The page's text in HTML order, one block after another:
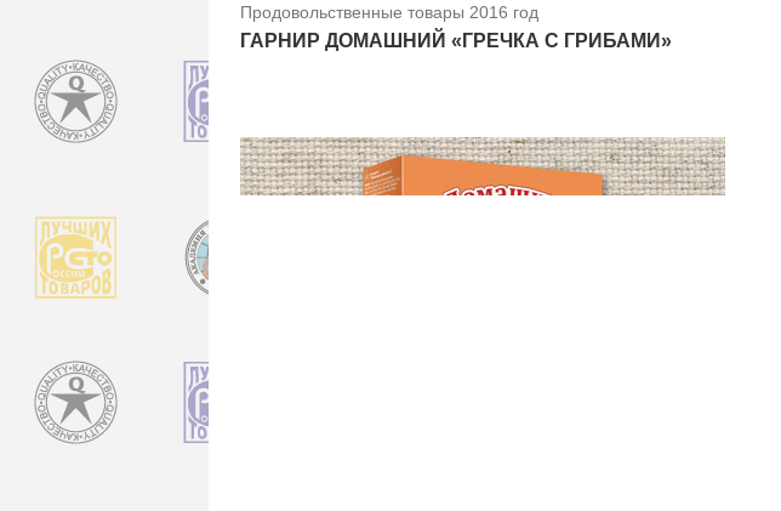
Продовольственные товары 2016 год
ГАРНИР ДОМАШНИЙ «ГРЕЧКА С ГРИБАМИ»